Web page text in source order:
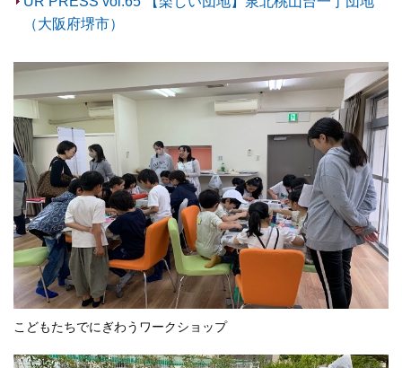
（大阪府堺市）
こどもたちでにぎわうワークショップ